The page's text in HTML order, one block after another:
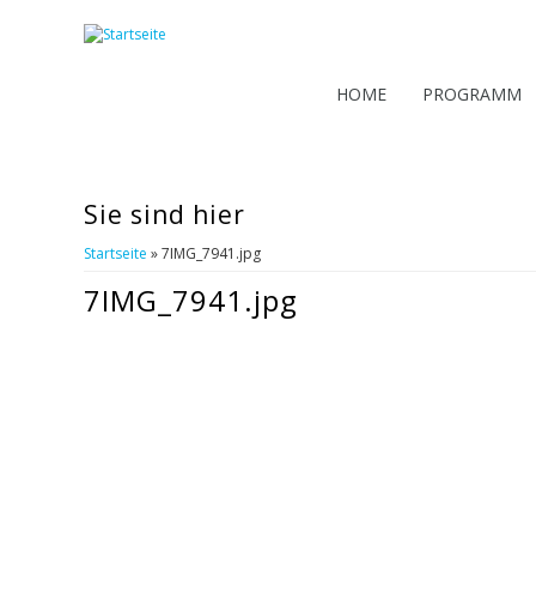
HOME PROGRAMM
Sie sind hier
Startseite » 7IMG_7941.jpg
7IMG_7941.jpg